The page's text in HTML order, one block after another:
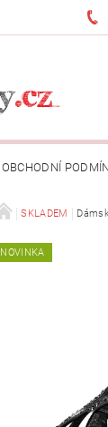
OBCHODNÍ
SKLADEM
NOVINKA